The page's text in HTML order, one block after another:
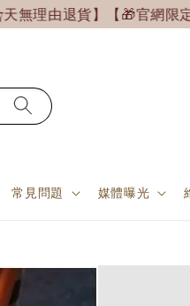
無理由退貨】【🎁官網限定
常見問題 媒體曝光